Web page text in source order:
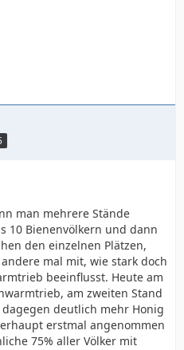
man mehrere Stände
10 Bienenvölkern und dann
den einzelnen Plätzen,
mal mit, wie stark doch
beeinflusst. Heute am
am zweiten Stand
deutlich mehr Honig
erstmal angenommen
75% aller Völker mit